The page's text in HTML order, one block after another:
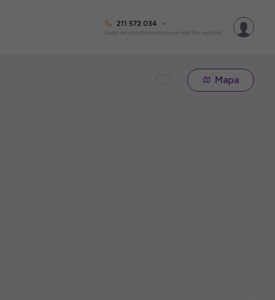
211 572 034
Custo de uma chamada para a rede fixa nacional
Mapa